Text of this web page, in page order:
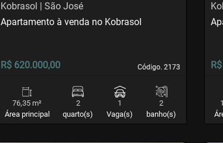
Kobrasol | São José
Código. 2173
Código. 2173
Apartamento à venda no Kobrasol
R$ 620.000,00
76,35 m²
Área principal
2
quarto(s)
1
Vaga(s)
2
banho(s)